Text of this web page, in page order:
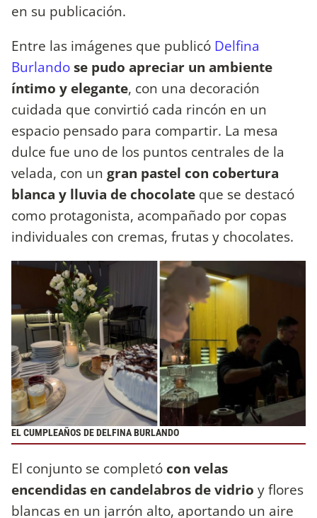
en su publicación.
Entre las imágenes que publicó Delfina
Burlandose pudo apreciar un ambiente
íntimo y elegante, con una decoración
cuidada que convirtió cada rincón en un
espacio pensado para compartir. La mesa
dulce fue uno de los puntos centrales de la
velada, con un gran pastel con cobertura
blanca y lluvia de chocolate que se destacó
como protagonista, acompañado por copas
individuales con cremas, frutas y chocolates.
EL CUMPLEAÑOS DE DELFINA BURLANDO
El conjunto se completó con velas
encendidas en candelabros de vidrio y flores
blancas en un jarrón alto, aportando un aire